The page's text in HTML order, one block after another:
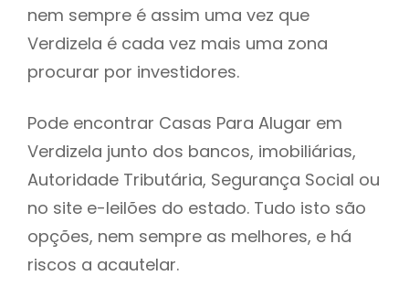
nem sempre é assim uma vez que
Verdizela é cada vez mais uma zona
procurar por investidores.
Pode encontrar Casas Para Alugar em
Verdizela junto dos bancos, imobiliárias,
Autoridade Tributária, Segurança Social ou
no site e-leilões do estado. Tudo isto são
opções, nem sempre as melhores, e há
riscos a acautelar.